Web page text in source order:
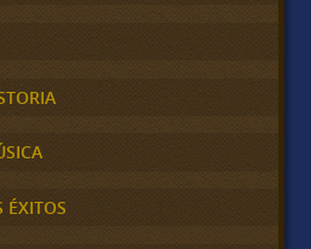
ÉXITOS